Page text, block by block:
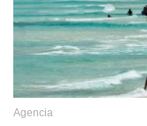
Agencia